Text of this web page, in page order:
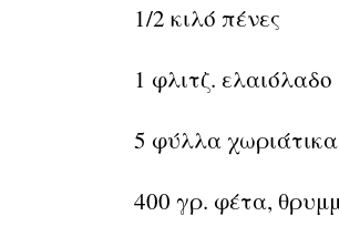
1/2 κιλό πένες
1 φλιτζ. ελαιόλαδο
5 φύλλα χωριάτικα
400 γρ. φέτα,